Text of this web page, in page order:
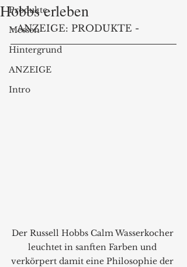
Produkte
Messen
Hintergrund
ANZEIGE
Intro
Hobbs erleben
- ANZEIGE: PRODUKTE -
Der Russell Hobbs Calm Wasserkocher
leuchtet in sanften Farben und
verkörpert damit eine Philosophie der